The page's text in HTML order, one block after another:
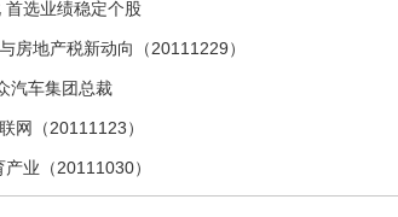
选业绩稳定个股
房地产税新动向（20111229）
汽车集团总裁
网（20111123）
业（20111030）